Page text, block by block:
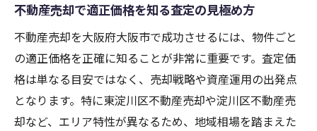
不動産売却で適正価格を知る査定の見極め方
不動産売却を大阪府大阪市で成功させるには、物件ごと
の適正価格を正確に知ることが非常に重要です。査定価
格は単なる目安ではなく、売却戦略や資産運用の出発点
となります。特に東淀川区不動産売却や淀川区不動産売
却など、エリア特性が異なるため、地域相場を踏まえた